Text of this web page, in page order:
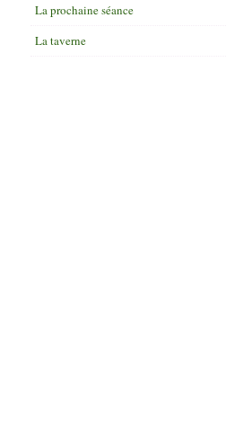
La prochaine séance
La taverne